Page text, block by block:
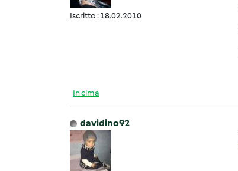
Iscritto : 18.02.2010
In cima
davidino92